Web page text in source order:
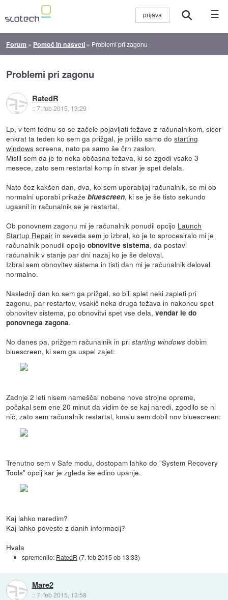
☰
Forum » Pomoč in nasveti » Problemi pri zagonu
Problemi pri zagonu
RatedR
::7. feb 2015, 13:29
Lp, v tem tednu so se začele pojavljati težave z računalnikom, sicer
enkrat ta teden ko sem ga prižgal, je prišlo samo dostarting
windows screena, nato pa samo še črn zaslon.
Mislil sem da je to neka občasna težava, ki se zgodi vsake 3
mesece, zato sem restartal komp in stvar je spet delala.
Nato čez kakšen dan, dva, ko sem uporabljaj računalnik, se mi ob
normalni uporabi prikažebluescreen, ki se je še tisto sekundo
ugasnil in računalnik se je restartal.
Ob ponovnem zagonu mi je računalnik ponudil opcijo Launch
Startup Repair in seveda sem jo izbral, ko je to sprocesiralo mi je
računalnik ponudil opcijoobnovitve sistema, da postavi
računalnik v stanje par dni nazaj ko je še deloval.
Izbral sem obnovitev sistema in tisti dan mi je računalnik deloval
normalno.
Naslednji dan ko sem ga prižgal, so bili splet neki zapleti pri
zagonu, par restartov, vsakič neka druga težava in nakoncu spet
obnovitev sistema, po obnovitvi spet vse dela, vendar le do
ponovnega zagona.
No danes pa, prižgem računalnik in pristarting windows dobim
bluescreen, ki sem ga uspel zajet:
Zadnje 2 leti nisem nameščal nobene nove strojne opreme,
počakal sem ene 20 minut da vidim če se kaj naredi, zgodilo se ni
nič, zato sem računalnik restartal, kmalu sem dobil nov bluescreen:
Trenutno sem v Safe modu, dostopam lahko do "System Recovery
Tools" opcij kar je zgleda še edino upanje.
Kaj lahko naredim?
Kaj lahko poveste z danih informacij?
Hvala
spremenilo: RatedR (7. feb 2015 ob 13:33)
Mare2
::7. feb 2015, 13:58